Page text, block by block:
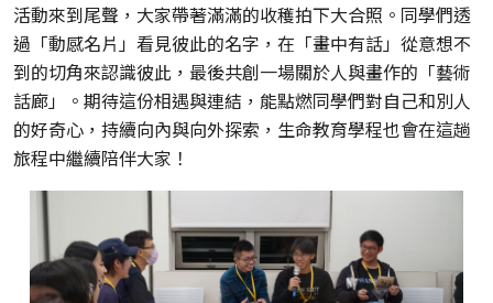
活動來到尾聲，大家帶著滿滿的收穫拍下大合照。同學們透
過「動感名片」看見彼此的名字，在「畫中有話」從意想不
到的切角來認識彼此，最後共創一場關於人與畫作的「藝術
話廊」。期待這份相遇與連結，能點燃同學們對自己和別人
的好奇心，持續向內與向外探索，生命教育學程也會在這趟
旅程中繼續陪伴大家！